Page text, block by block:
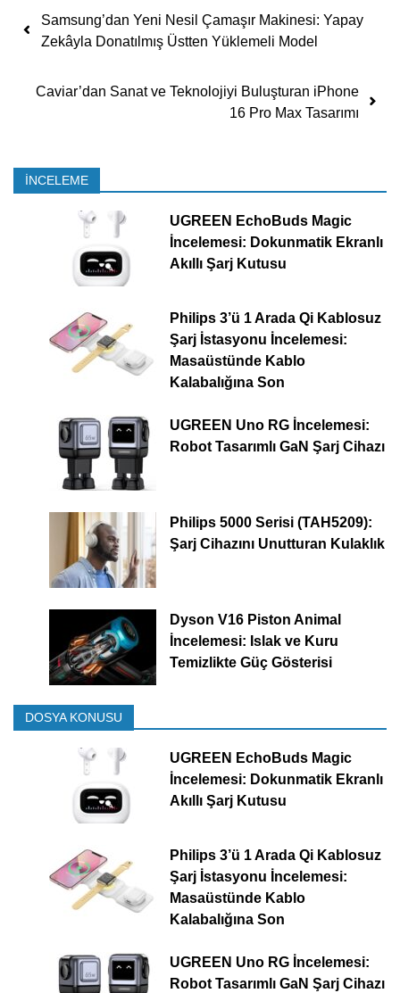
Yazı dolaşımı
Samsung’dan Yeni Nesil Çamaşır Makinesi: Yapay
Zekâyla Donatılmış Üstten Yüklemeli Model
Caviar’dan Sanat ve Teknolojiyi Buluşturan iPhone
16 Pro Max Tasarımı
İNCELEME
UGREEN EchoBuds Magic
İncelemesi: Dokunmatik Ekranlı
Akıllı Şarj Kutusu
Philips 3’ü 1 Arada Qi Kablosuz
Şarj İstasyonu İncelemesi:
Masaüstünde Kablo
Kalabalığına Son
UGREEN Uno RG İncelemesi:
Robot Tasarımlı GaN Şarj Cihazı
Philips 5000 Serisi (TAH5209):
Şarj Cihazını Unutturan Kulaklık
Dyson V16 Piston Animal
İncelemesi: Islak ve Kuru
Temizlikte Güç Gösterisi
DOSYA KONUSU
UGREEN EchoBuds Magic
İncelemesi: Dokunmatik Ekranlı
Akıllı Şarj Kutusu
Philips 3’ü 1 Arada Qi Kablosuz
Şarj İstasyonu İncelemesi:
Masaüstünde Kablo
Kalabalığına Son
UGREEN Uno RG İncelemesi:
Robot Tasarımlı GaN Şarj Cihazı